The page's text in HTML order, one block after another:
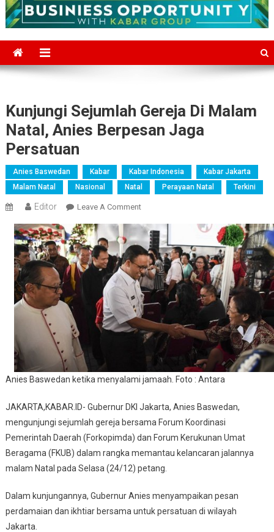
Kunjungi Sejumlah Gereja Di Malam
Natal, Anies Berpesan Jaga
Persatuan
Anies Baswedan Kabar Kabar Indonesia
Kabar Jakarta
Malam Natal
Nasional Natal Perayaan Natal Terkini
Editor Leave A CommentOn
Sejumlah
Gereja
Di
Malam
Natal,
Anies
Berpesan
Jaga
Persatuan
Anies Baswedan ketika menyalami jamaah. Foto : Antara
JAKARTA,KABAR.ID- Gubernur DKI Jakarta, Anies Baswedan,
mengunjungi sejumlah gereja bersama Forum Koordinasi
Pemerintah Daerah (Forkopimda) dan Forum Kerukunan Umat
Beragama (FKUB) dalam rangka memantau kelancaran jalannya
malam Natal pada Selasa (24/12) petang.
Dalam kunjungannya, Gubernur Anies menyampaikan pesan
perdamaian dan ikhtiar bersama untuk persatuan di wilayah
Jakarta.